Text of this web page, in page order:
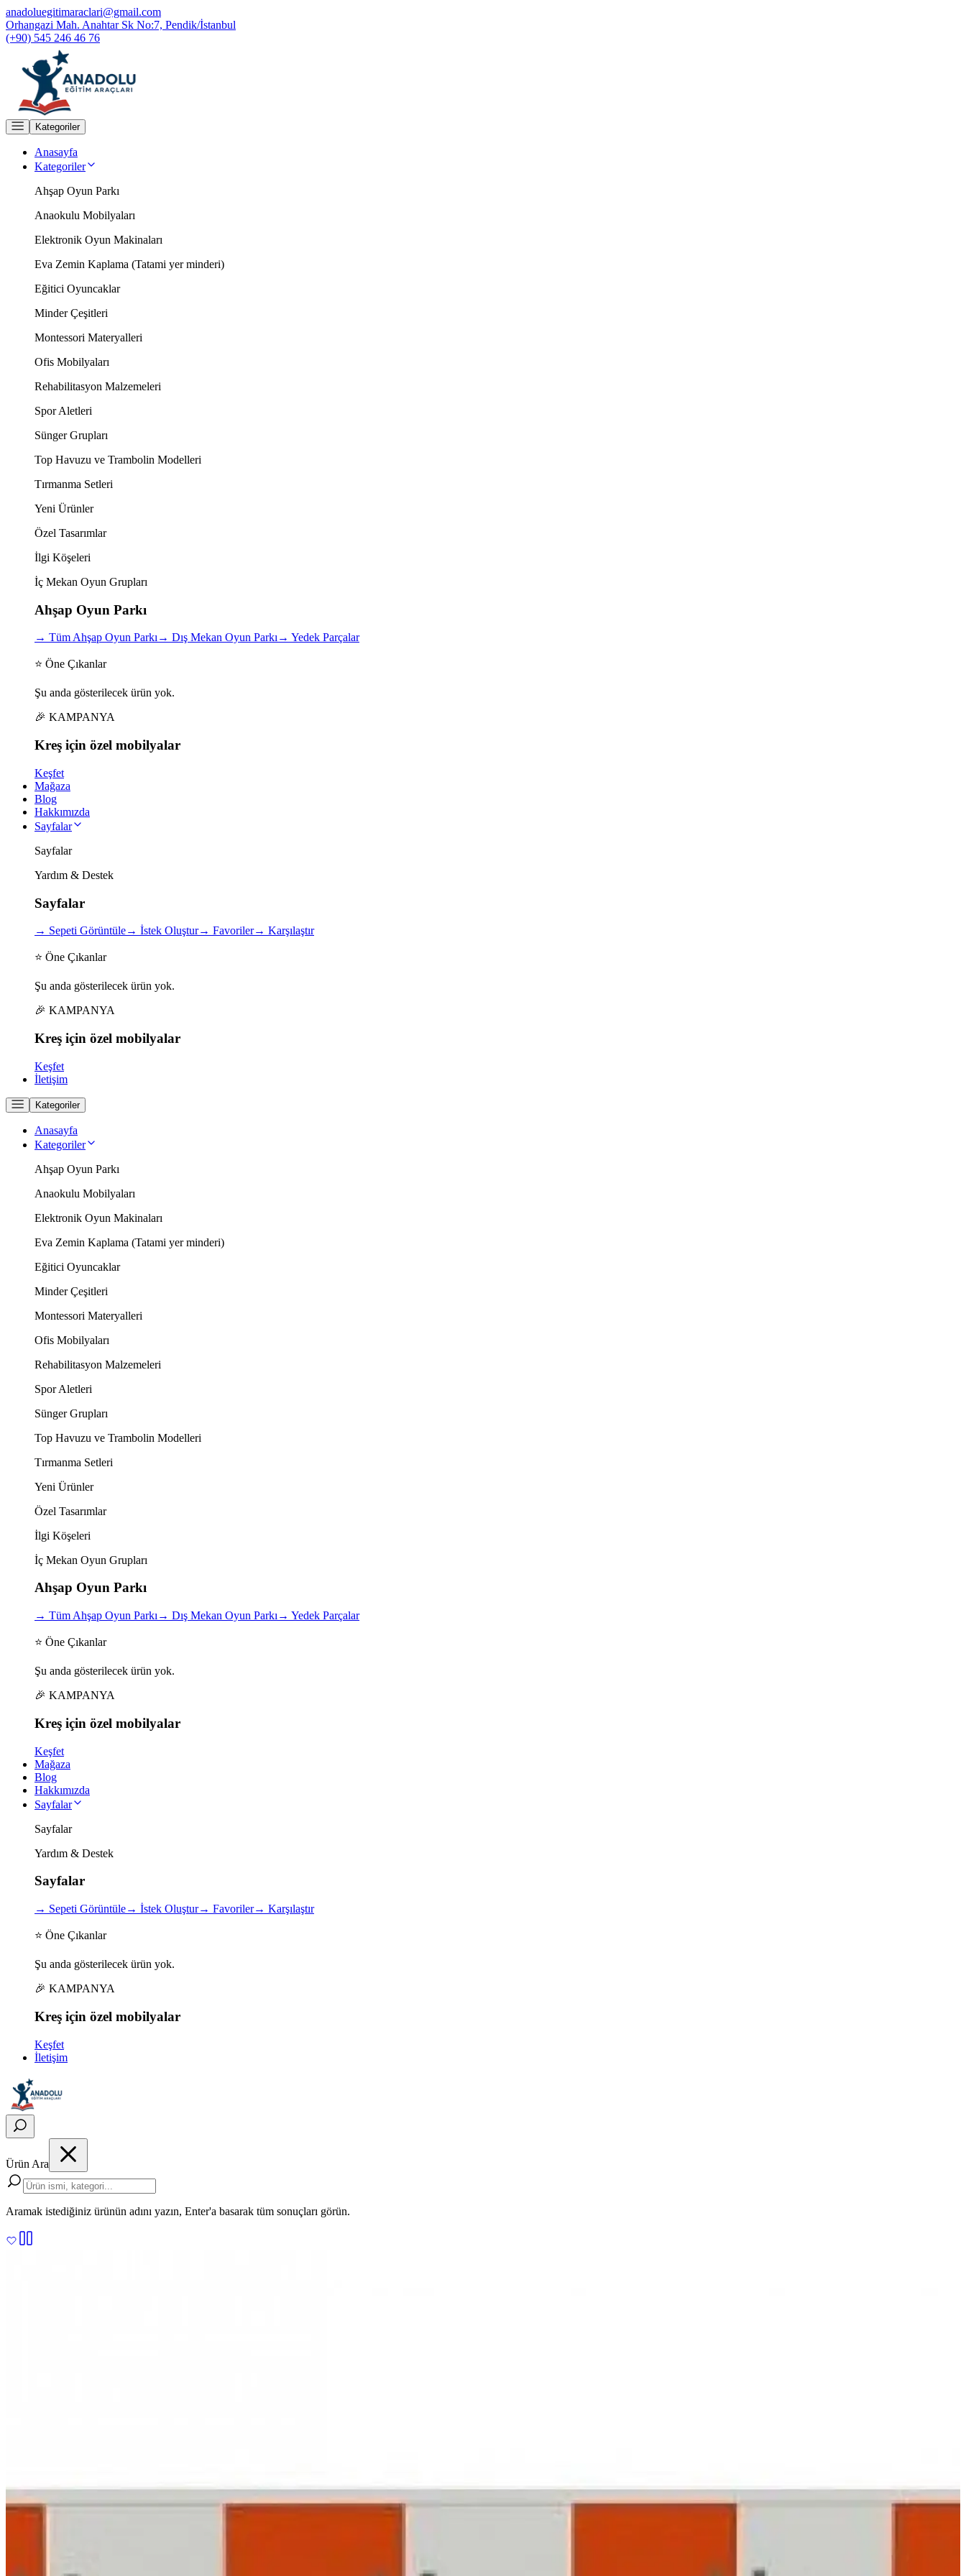
anadoluegitimaraclari@gmail.com
Orhangazi Mah. Anahtar Sk No:7, Pendik/İstanbul
(+90) 545 246 46 76
Kategoriler
Anasayfa
Kategoriler
Ahşap Oyun Parkı
Anaokulu Mobilyaları
Elektronik Oyun Makinaları
Eva Zemin Kaplama (Tatami yer minderi)
Eğitici Oyuncaklar
Minder Çeşitleri
Montessori Materyalleri
Ofis Mobilyaları
Rehabilitasyon Malzemeleri
Spor Aletleri
Sünger Grupları
Top Havuzu ve Trambolin Modelleri
Tırmanma Setleri
Yeni Ürünler
Özel Tasarımlar
İlgi Köşeleri
İç Mekan Oyun Grupları
Ahşap Oyun Parkı
→ Tüm Ahşap Oyun Parkı→ Dış Mekan Oyun Parkı→ Yedek Parçalar
⭐ Öne Çıkanlar
Şu anda gösterilecek ürün yok.
🎉 KAMPANYA
Kreş için özel mobilyalar
Keşfet
Mağaza
Blog
Hakkımızda
Sayfalar
Sayfalar
Yardım & Destek
Sayfalar
→ Sepeti Görüntüle→ İstek Oluştur→ Favoriler→ Karşılaştır
⭐ Öne Çıkanlar
Şu anda gösterilecek ürün yok.
🎉 KAMPANYA
Kreş için özel mobilyalar
Keşfet
İletişim
Kategoriler
Anasayfa
Kategoriler
Ahşap Oyun Parkı
Anaokulu Mobilyaları
Elektronik Oyun Makinaları
Eva Zemin Kaplama (Tatami yer minderi)
Eğitici Oyuncaklar
Minder Çeşitleri
Montessori Materyalleri
Ofis Mobilyaları
Rehabilitasyon Malzemeleri
Spor Aletleri
Sünger Grupları
Top Havuzu ve Trambolin Modelleri
Tırmanma Setleri
Yeni Ürünler
Özel Tasarımlar
İlgi Köşeleri
İç Mekan Oyun Grupları
Ahşap Oyun Parkı
→ Tüm Ahşap Oyun Parkı → Dış Mekan Oyun Parkı → Yedek Parçalar
⭐ Öne Çıkanlar
Şu anda gösterilecek ürün yok.
🎉 KAMPANYA
Kreş için özel mobilyalar
Keşfet
Mağaza
Blog
Hakkımızda
Sayfalar
Sayfalar
Yardım & Destek
Sayfalar
→ Sepeti Görüntüle→ İstek Oluştur→ Favoriler→ Karşılaştır
⭐ Öne Çıkanlar
Şu anda gösterilecek ürün yok.
🎉 KAMPANYA
Kreş için özel mobilyalar
Keşfet
İletişim
Ürün Ara
Aramak istediğiniz ürünün adını yazın, Enter'a basarak tüm sonuçları görün.